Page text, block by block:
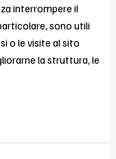
interrompere il
sono utili
o le visite al sito
la struttura, le